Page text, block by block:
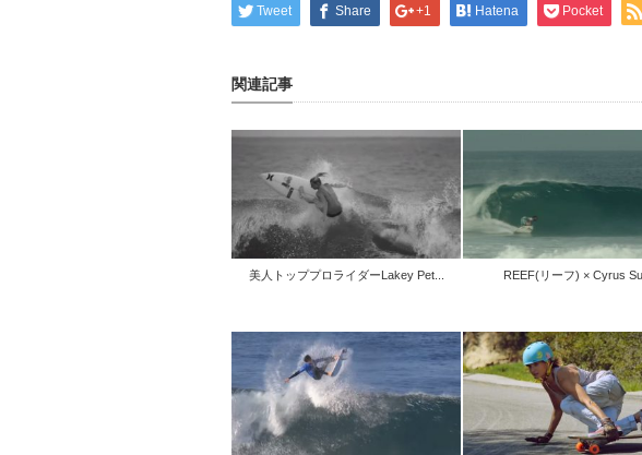
Tweet Share +1 Hatena Pocket
関連記事
美人トッププロライダーLakey Pet... REEF(リーフ) × Cyrus